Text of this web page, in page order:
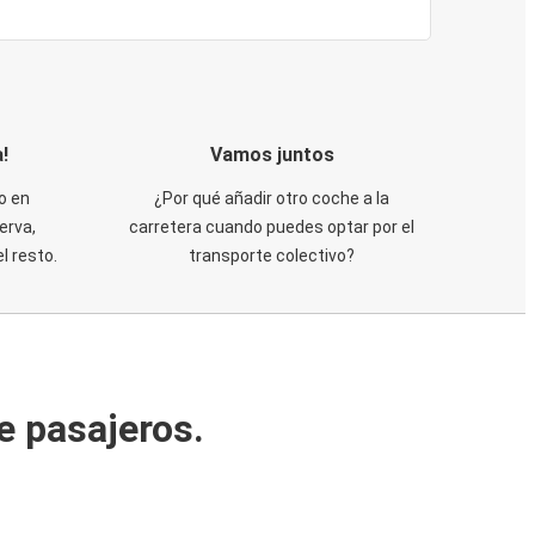
en
resto.
Vamos juntos
¿Por qué añadir otro coche a la
carretera cuando puedes optar por el
transporte colectivo?
pasajeros.